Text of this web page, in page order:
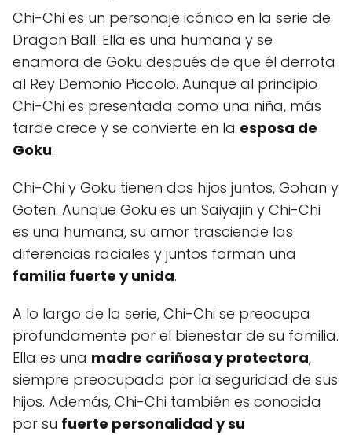
Chi-Chi es un personaje icónico en la serie de
Dragon Ball. Ella es una humana y se
enamora de Goku después de que él derrota
al Rey Demonio Piccolo. Aunque al principio
Chi-Chi es presentada como una niña, más
tarde crece y se convierte en la esposa de
Goku.
Chi-Chi y Goku tienen dos hijos juntos, Gohan y
Goten. Aunque Goku es un Saiyajin y Chi-Chi
es una humana, su amor trasciende las
diferencias raciales y juntos forman una
familia fuerte y unida.
A lo largo de la serie, Chi-Chi se preocupa
profundamente por el bienestar de su familia.
Ella es una madre cariñosa y protectora,
siempre preocupada por la seguridad de sus
hijos. Además, Chi-Chi también es conocida
por su fuerte personalidad y su